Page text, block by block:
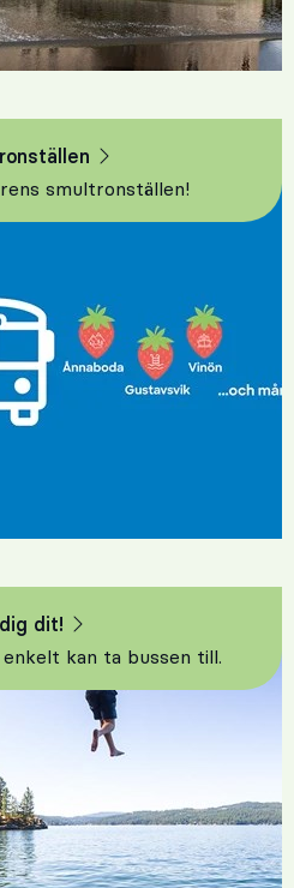
smultronställen!
dit!
kan ta bussen till.